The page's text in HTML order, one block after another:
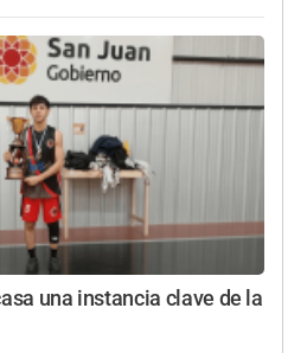
una instancia clave de la